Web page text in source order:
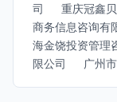
司
重庆冠鑫
商务信息咨询有
海金饶投资管理
限公司
广州